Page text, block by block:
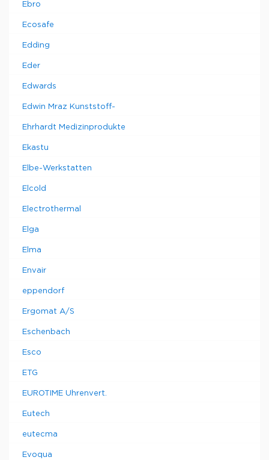
Ebro
Ecosafe
Edding
Eder
Edwards
Edwin Mraz Kunststoff-
Ehrhardt Medizinprodukte
Ekastu
Elbe-Werkstatten
Elcold
Electrothermal
Elga
Elma
Envair
eppendorf
Ergomat A/S
Eschenbach
Esco
ETG
EUROTIME Uhrenvert.
Eutech
eutecma
Evoqua